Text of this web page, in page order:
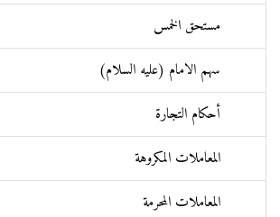
مستحق الخمس
سهم الامام (عليه السلام)
أحکام التجارة
المعاملات المکروهة
المعاملات المحرمة